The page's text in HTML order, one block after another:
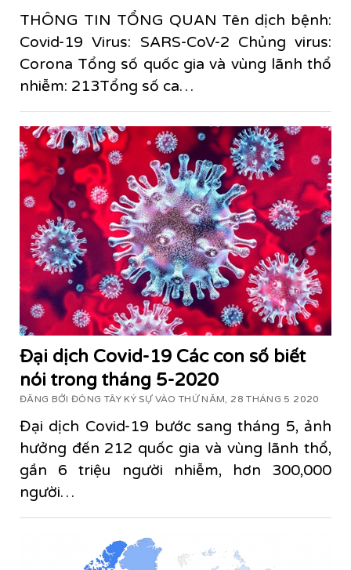
THÔNG TIN TỔNG QUAN Tên dịch bệnh:
Covid-19 Virus: SARS-CoV-2 Chủng virus:
Corona Tổng số quốc gia và vùng lãnh thổ
nhiễm: 213Tổng số ca…
Đại dịch Covid-19 Các con số biết
nói trong tháng 5-2020
ĐĂNG BỞI ĐÔNG TÂY KÝ SỰ VÀO THỨ NĂM, 28 THÁNG 5 2020
Đại dịch Covid-19 bước sang tháng 5, ảnh
hưởng đến 212 quốc gia và vùng lãnh thổ,
gần 6 triệu người nhiễm, hơn 300,000
người…